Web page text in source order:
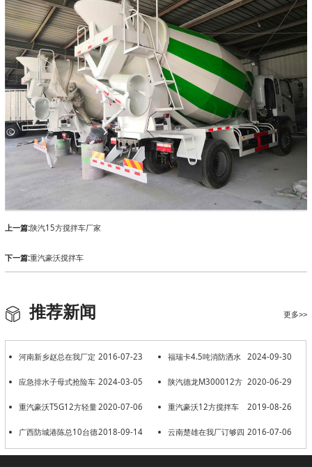
上一篇:陕汽15方搅拌车厂家
下一篇:重汽豪沃搅拌车
更多>>
推荐新闻
2016-07-23
河南新乡赵总在我厂定
购2台6.5方大运搅拌车
2024-09-30
福瑞卡4.5吨消防洒水
车发往安徽合肥
2024-03-05
应急排水子母式抢险车
排涝车发车广西
2020-06-29
陕汽德龙M300012方
发往贵州遵义
2020-07-06
重汽豪沃T5G12方轻量
化出发江苏南京
2019-08-26
重汽豪沃12方搅拌车
2018-09-14
广西防城港陈总10台德
龙12方提车
2016-07-06
云南楚雄在我厂订够四
台10方搅拌车